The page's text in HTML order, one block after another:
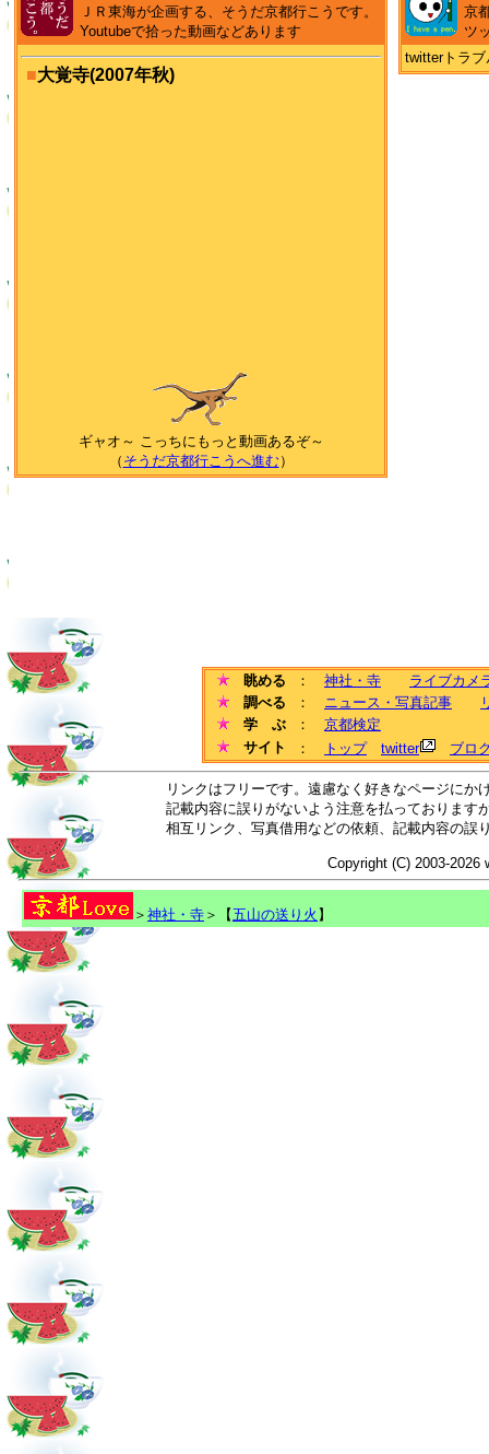
ＪＲ東海が企画する、そうだ京都行こうです。
Youtubeで拾った動画などあります
■大覚寺(2007年秋)
ギャオ～ こっちにもっと動画あるぞ～
（ そうだ京都行こうへ進む）
京
ツ
twitterトラ
眺める ： 神社・寺
ライブカメ
調べる
： ニュース・写真記事
学 ぶ
： 京都検定
サイト
： トップ twitter ブロ
リンクはフリーです。遠慮なく好きなページに
記載内容に誤りがないよう注意を払っております
相互リンク、写真借用などの依頼、記載内容の誤
Copyright (C) 2003-2026
＞ 神社・寺 ＞【五山の送り火 】